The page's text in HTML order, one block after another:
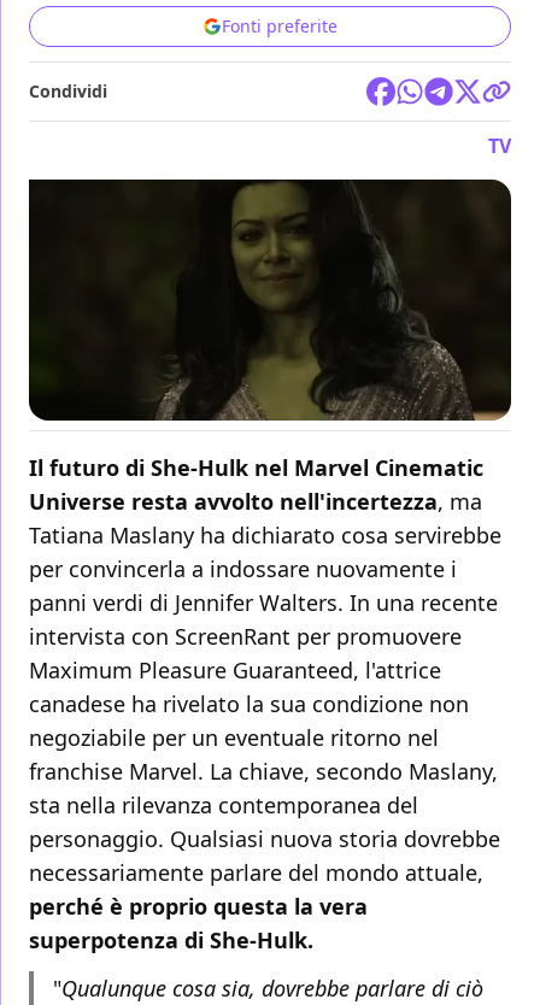
Fonti preferite
Condividi
TV
Il futuro di She-Hulk nel Marvel Cinematic
Universe resta avvolto nell'incertezza, ma
Tatiana Maslany ha dichiarato cosa servirebbe
per convincerla a indossare nuovamente i
panni verdi di Jennifer Walters. In una recente
intervista con ScreenRant per promuovere
Maximum Pleasure Guaranteed, l'attrice
canadese ha rivelato la sua condizione non
negoziabile per un eventuale ritorno nel
franchise Marvel. La chiave, secondo Maslany,
sta nella rilevanza contemporanea del
personaggio. Qualsiasi nuova storia dovrebbe
necessariamente parlare del mondo attuale,
perché è proprio questa la vera
superpotenza di She-Hulk.
"Qualunque cosa sia, dovrebbe parlare di ciò